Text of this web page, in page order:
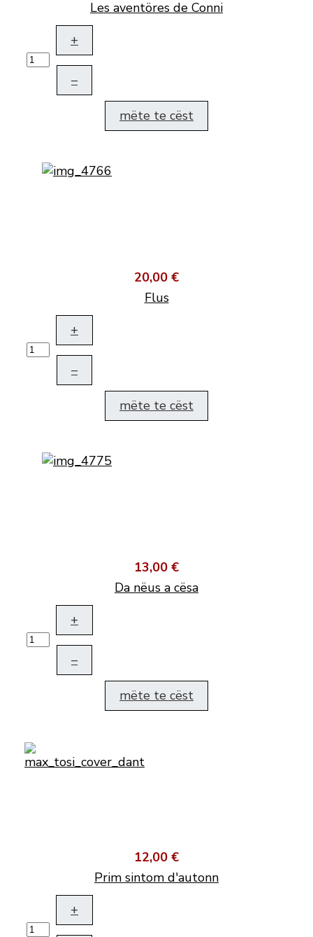
Les aventöres de Conni
+
–
mëte te cëst
20,00 €
Flus
+
–
mëte te cëst
13,00 €
Da nëus a cësa
+
–
mëte te cëst
12,00 €
Prim sintom d'autonn
+